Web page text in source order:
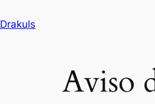
Drakuls
Aviso